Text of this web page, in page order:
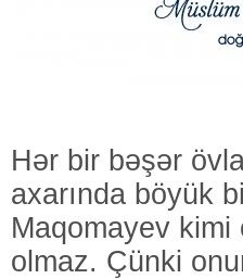
Hər bir bəşər
axarında böyük
Maqomayev
olmaz. Çünki